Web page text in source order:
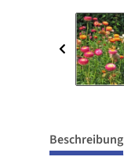
Beschreibung